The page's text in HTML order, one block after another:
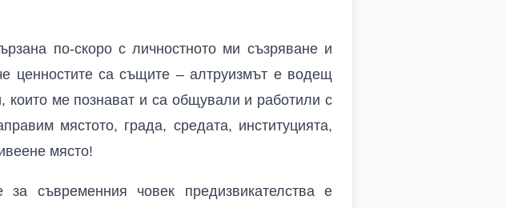
по-скоро с личностното ми съзряване и
ценностите са същите – алтруизмът е водещ
които ме познават и са общували и работили с
мястото, града, средата, институцията,
място!
съвременния човек предизвикателства е